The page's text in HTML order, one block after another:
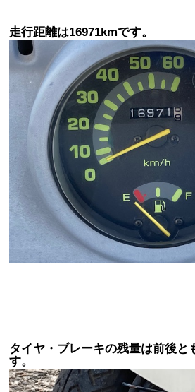
走行距離は16971kmです。
タイヤ・ブレーキの残量は前後と
す。